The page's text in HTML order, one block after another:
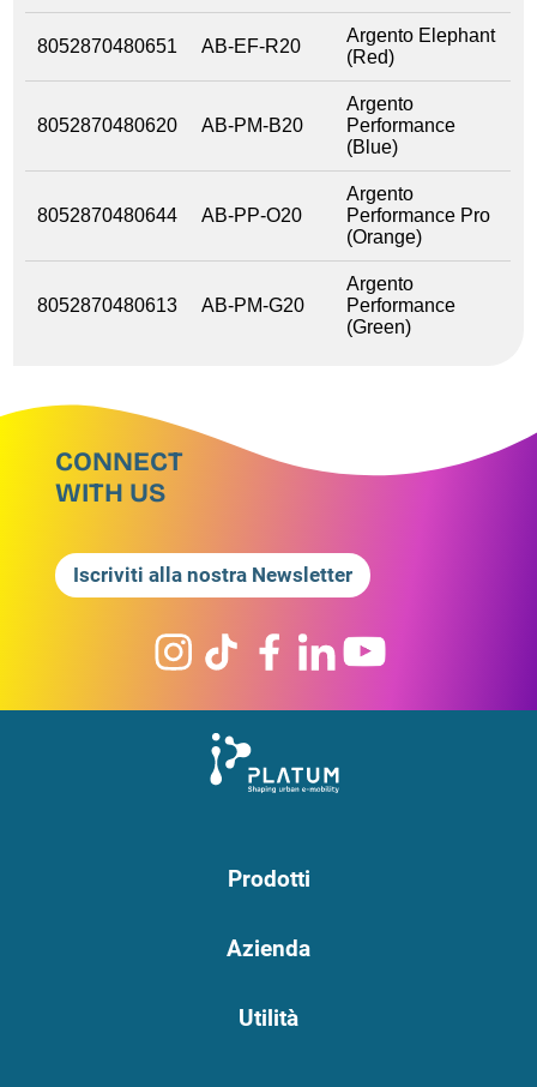
8052870480651 AB-EF-R20
Argento Elephant
(Red)
8052870480620 AB-PM-B20
Argento
Performance
(Blue)
8052870480644 AB-PP-O20
Argento
Performance Pro
(Orange)
8052870480613 AB-PM-G20
Argento
Performance
(Green)
CONNECT
WITH US
Iscriviti alla nostra Newsletter
Prodotti
Azienda
Utilità